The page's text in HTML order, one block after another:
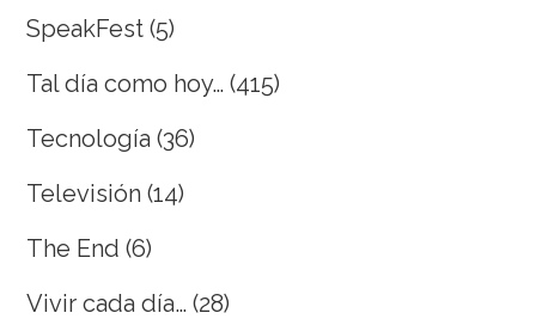
SpeakFest (5)
Tal día como hoy… (415)
Tecnología (36)
Televisión (14)
The End (6)
Vivir cada día… (28)